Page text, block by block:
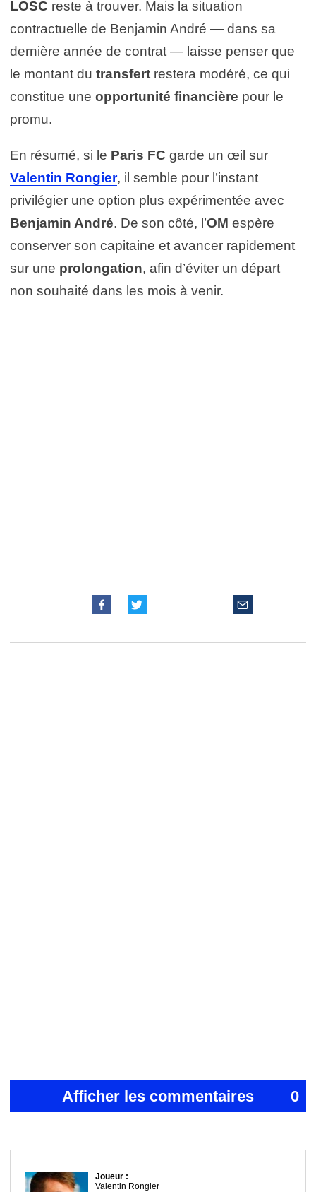
LOSC reste à trouver. Mais la situation
contractuelle de Benjamin André — dans sa
dernière année de contrat — laisse penser que
le montant du transfert restera modéré, ce qui
constitue une opportunité financière pour le
promu.
En résumé, si le Paris FC garde un œil sur
Valentin Rongier, il semble pour l’instant
privilégier une option plus expérimentée avec
Benjamin André. De son côté, l’OM espère
conserver son capitaine et avancer rapidement
sur une prolongation, afin d’éviter un départ
non souhaité dans les mois à venir.
Afficher les commentaires 0
Joueur :
Valentin Rongier